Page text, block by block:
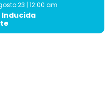
23 | 12:00 am
Inducida